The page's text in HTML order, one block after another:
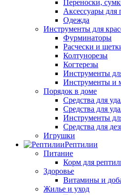
Переноски,
Аксессуары для
Одежда
Инструменты для
Фурминаторы
Расчески и
Колтунорезы
Когтерезы
Инструменты
Инструменты и
Порядок в доме
Средства для
Средства для
Инструменты
Средства для
Игрушки
Рептилии
Питание
Корм для
Здоровье
Витамины и
Жилье и уход